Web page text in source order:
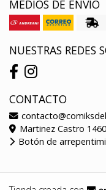
MEDIOS DE ENVÍO
NUESTRAS REDES
CONTACTO
Martinez Castro
Botón de